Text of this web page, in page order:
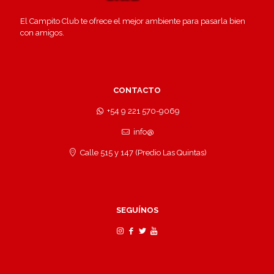
El Campito Club te ofrece el mejor ambiente para pasarla bien
con amigos.
CONTACTO
+54 9 221 570-9069
info@
Calle 515 y 147 (Predio Las Quintas)
SEGUÍNOS